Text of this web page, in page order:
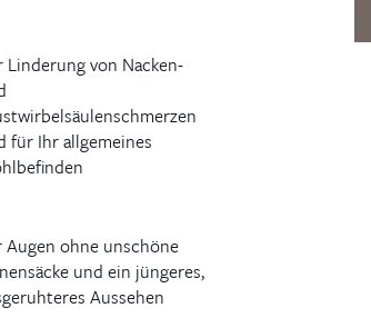
Linderung von Nacken-
für Ihr allgemeines
Augen ohne unschöne
und ein jüngeres,
Aussehen